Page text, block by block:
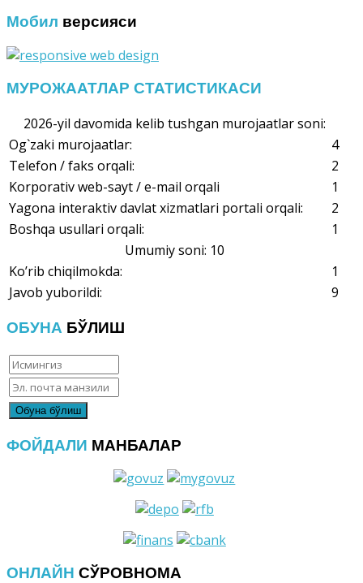
Мобил версияси
МУРОЖААТЛАР СТАТИСТИКАСИ
2026-yil davomida kelib tushgan murojaatlar soni:
Og`zaki murojaatlar:
4
Telefon / faks orqali:
2
Korporativ web-sayt / e-mail orqali
1
Yagona interaktiv davlat xizmatlari portali orqali:
2
Boshqa usullari orqali:
1
Umumiy soni: 10
Ko’rib chiqilmokda:
1
Javob yuborildi:
9
ОБУНА БЎЛИШ
ФОЙДАЛИ МАНБАЛАР
ОНЛАЙН СЎРОВНОМА